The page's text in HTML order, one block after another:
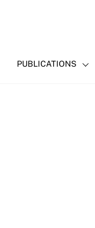
PUBLICATIONS